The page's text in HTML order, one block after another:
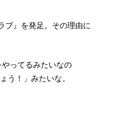
ブ』を発足。その理由に
ってるみたいなの
う！」みたいな。